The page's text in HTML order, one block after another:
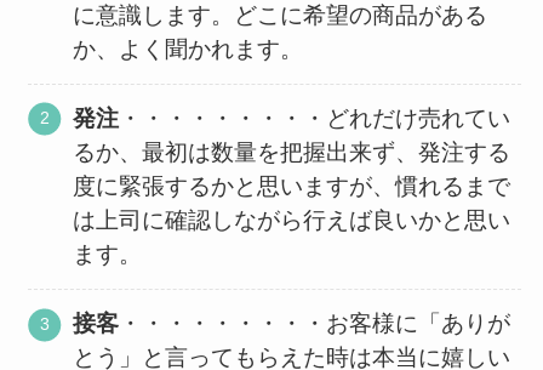
に意識します。どこに希望の商品がある
か、よく聞かれます。
発注 ・・・・・・・・・どれだけ売れてい
るか、最初は数量を把握出来ず、発注する
度に緊張するかと思いますが、慣れるまで
は上司に確認しながら行えば良いかと思い
ます。
接客 ・・・・・・・・・お客様に「ありが
とう」と言ってもらえた時は本当に嬉しい